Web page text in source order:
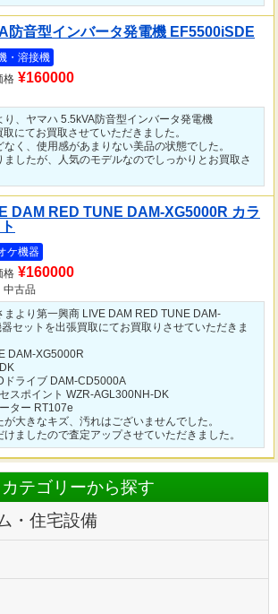
防音型インバータ発電機 EF5500iSDE
・溶接機
格 ¥160000
、ヤマハ 5.5kVA防音型インバータ発電機
にてお買取させていただきました。
く、使用感があまりない美品の状態でした。
したが、人気のモデルなのでしっかりとお買取さ
DAM RED TUNE DAM-XG5000R カラ
ケ機器
格 ¥160000
中古品
まより第一興商 LIVE DAM RED TUNE DAM-
セットを出張買取にてお買取りさせていただきま
DAM-XG5000R
ドライブ DAM-CD5000A
スポイント WZR-AGL300NH-DK
ター RT107e
大きなキズ、汚れはございませんでした。
ましたので査定アップさせていただきました。
カテゴリーから探す
・住宅設備